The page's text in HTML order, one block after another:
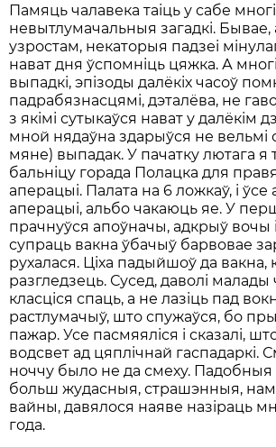
Памяць чалавека таіць у сабе
невытлумачальныя загадкі. Бывае,
узростам, некаторыя падзеі
нават дня ўспомніць цяжка. А
выпадкі, эпізоды далёкіх часоў
падрабязнасцямі, дэталёва, не
з якімі сутыкаўся нават у далёкім
мной нядаўна здарыўся не
мяне) выпадак. У пачатку лютага я
бальніцу горада Полацка для
аперацыi. Палата на 6 ложкаў, і ўсе
аперацыі, альбо чакаюць яе. У
прачнуўся апоўначы, адкрыў вочы
супраць вакна ўбачыў барвовае
рухалася. Ціха падыйшоў да вакна,
разгледзець. Сусед, даволі малады
класціся спаць, а не лазіць пад
растлумачыў, што спужаўся, бо
пажар. Усе пасмяяліся і сказалі,
водсвет ад цяплічнай
ноччу было не да смеху. Падобныя
больш жудасныя, страшэнныя,
вайны, давялося наяве назіраць
года.